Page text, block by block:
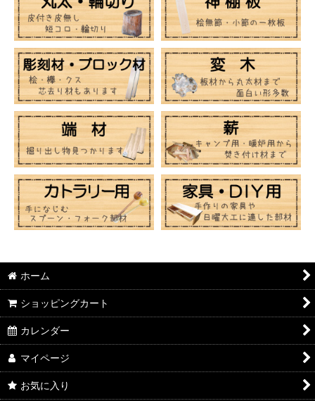
ホーム
ショッピングカート
カレンダー
マイページ
お気に入り